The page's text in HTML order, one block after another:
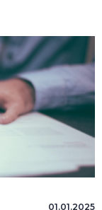
01.01.2025